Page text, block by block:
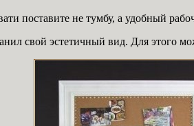
поставите не тумбу, а удобный
свой эстетичный вид. Для этого